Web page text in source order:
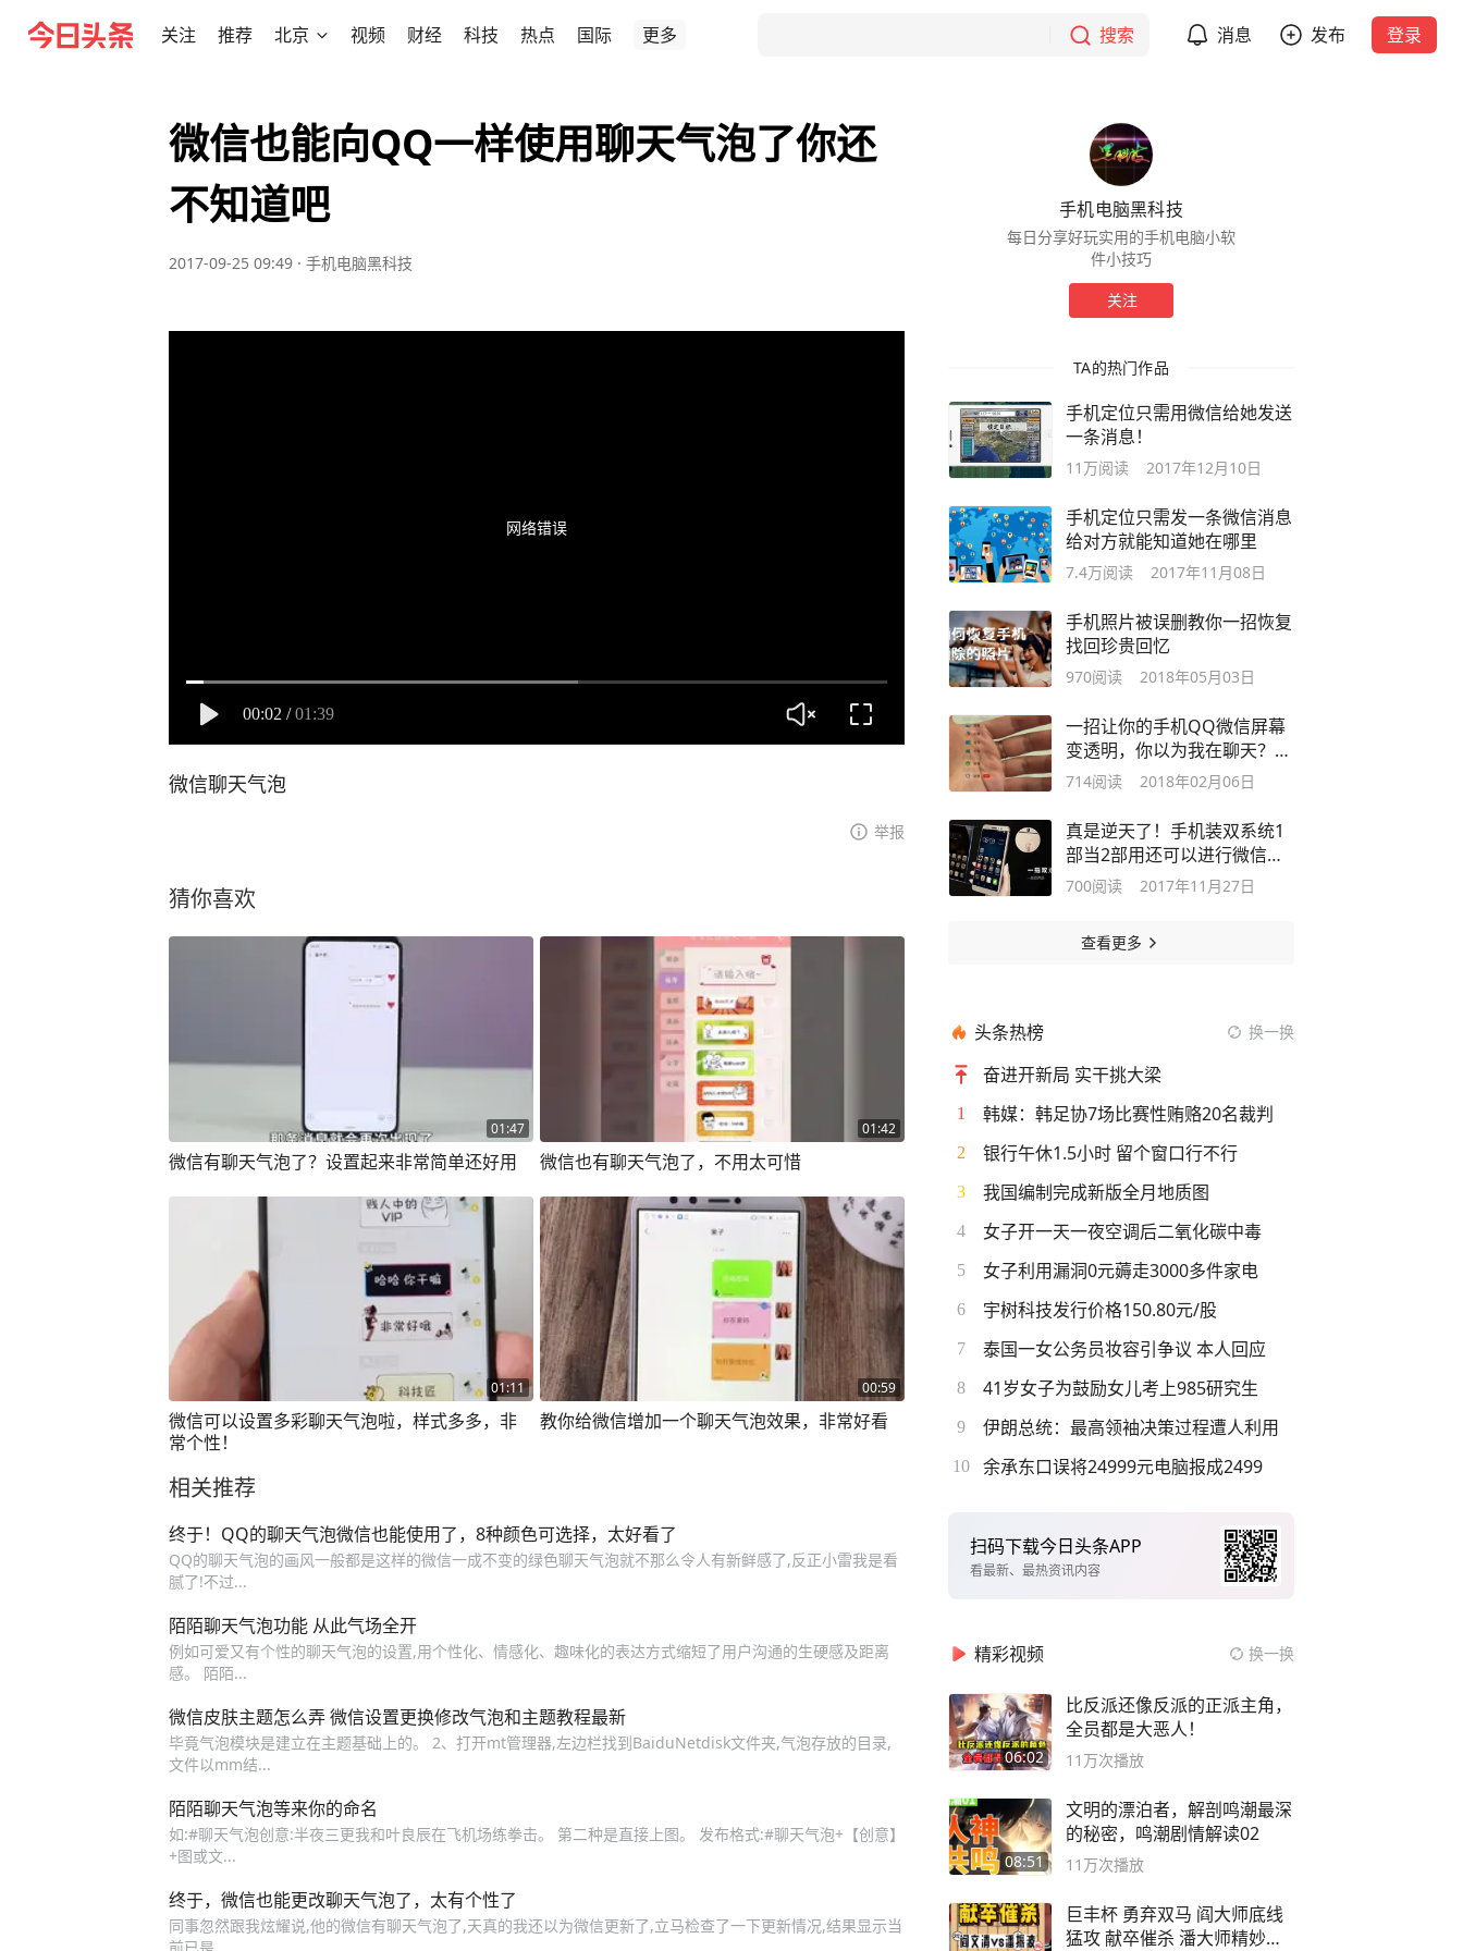
关注 推荐 北京 视频 财经 科技 热点 国际 更多 搜索 消息 发布 登录
微信也能向QQ一样使用聊天气泡了你还
不知道吧
2017-09-25 09:49 · 手机电脑黑科技
网络错误
00:02 / 01:39
微信聊天气泡
举报
猜你喜欢
01:47
微信有聊天气泡了？设置起来非常简单还好用
01:42
微信也有聊天气泡了，不用太可惜
01:11
微信可以设置多彩聊天气泡啦，样式多多，非
常个性！
00:59
教你给微信增加一个聊天气泡效果，非常好看
相关推荐
终于！QQ的聊天气泡微信也能使用了，8种颜色可选择，太好看了
QQ的聊天气泡的画风一般都是这样的微信一成不变的绿色聊天气泡就不那么令人有新鲜感了,反正小雷我是看
腻了!不过...
陌陌聊天气泡功能 从此气场全开
例如可爱又有个性的聊天气泡的设置,用个性化、情感化、趣味化的表达方式缩短了用户沟通的生硬感及距离
感。 陌陌...
微信皮肤主题怎么弄 微信设置更换修改气泡和主题教程最新
毕竟气泡模块是建立在主题基础上的。 2、打开mt管理器,左边栏找到BaiduNetdisk文件夹,气泡存放的目录,
文件以mm结...
陌陌聊天气泡等来你的命名
如:#聊天气泡创意:半夜三更我和叶良辰在飞机场练拳击。 第二种是直接上图。 发布格式:#聊天气泡+【创意】
+图或文...
终于，微信也能更改聊天气泡了，太有个性了
同事忽然跟我炫耀说,他的微信有聊天气泡了,天真的我还以为微信更新了,立马检查了一下更新情况,结果显示当
手机电脑黑科技
每日分享好玩实用的手机电脑小软
件小技巧
关注
TA的热门作品
手机定位只需用微信给她发送
一条消息！
11万阅读 2017年12月10日
手机定位只需发一条微信消息
给对方就能知道她在哪里
7.4万阅读 2017年11月08日
手机照片被误删教你一招恢复
找回珍贵回忆
970阅读 2018年05月03日
一招让你的手机QQ微信屏幕
变透明，你以为我在聊天？其
实……
714阅读 2018年02月06日
真是逆天了！手机装双系统1
部当2部用还可以进行微信伪
装
700阅读 2017年11月27日
查看更多
头条热榜 换一换
奋进开新局 实干挑大梁
1 韩媒：韩足协7场比赛性贿赂20名裁判
2 银行午休1.5小时 留个窗口行不行
3 我国编制完成新版全月地质图
4 女子开一天一夜空调后二氧化碳中毒
5 女子利用漏洞0元薅走3000多件家电
6 宇树科技发行价格150.80元/股
7 泰国一女公务员妆容引争议 本人回应
8 41岁女子为鼓励女儿考上985研究生
9 伊朗总统：最高领袖决策过程遭人利用
10 余承东口误将24999元电脑报成2499
扫码下载今日头条APP
看最新、最热资讯内容
精彩视频 换一换
06:02
比反派还像反派的正派主角，
全员都是大恶人！
11万次播放
08:51
文明的漂泊者，解剖鸣潮最深
的秘密，鸣潮剧情解读02
11万次播放
巨丰杯 勇弃双马 阎大师底线
猛攻 献卒催杀 潘大师精妙入